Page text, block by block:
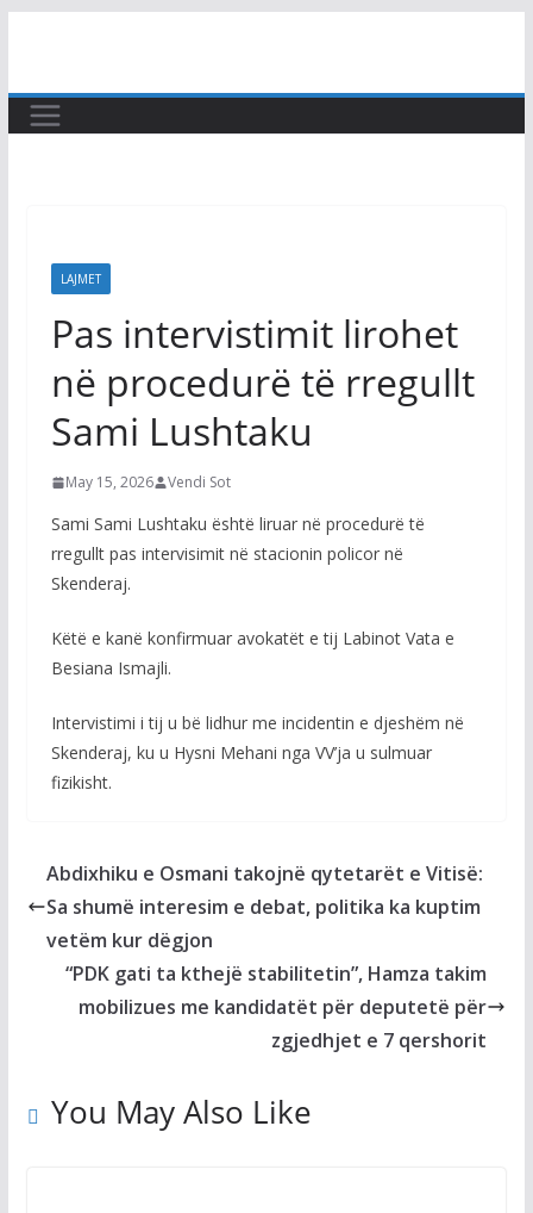
content
LAJMET
Pas intervistimit lirohet
në procedurë të rregullt
Sami Lushtaku
May 15, 2026 Vendi Sot
Sami Sami Lushtaku është liruar në procedurë të
rregullt pas intervisimit në stacionin policor në
Skenderaj.
Këtë e kanë konfirmuar avokatët e tij Labinot Vata e
Besiana Ismajli.
Intervistimi i tij u bë lidhur me incidentin e djeshëm në
Skenderaj, ku u Hysni Mehani nga VV’ja u sulmuar
fizikisht.
Abdixhiku e Osmani takojnë qytetarët e Vitisë:
Sa shumë interesim e debat, politika ka kuptim
vetëm kur dëgjon
“PDK gati ta kthejë stabilitetin”, Hamza takim
mobilizues me kandidatët për deputetë për
zgjedhjet e 7 qershorit
You May Also Like